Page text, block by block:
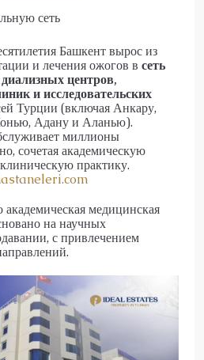
сеть
Башкент вырос из
и лечения ожогов в сеть
центров,
и исследовательских
Турции (включая Анкару,
Адану и Аланью).
миллионы
сочетая академическую
практику.
медицинская
на научных
с привлечением